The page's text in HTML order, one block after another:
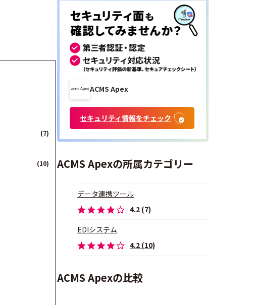
(7)
(10)
ACMS Apex
セキュリティ情報をチェック
ACMS Apexの所属カテゴリー
データ連携ツール
4.2 (7)
EDIシステム
4.2 (10)
ACMS Apexの比較